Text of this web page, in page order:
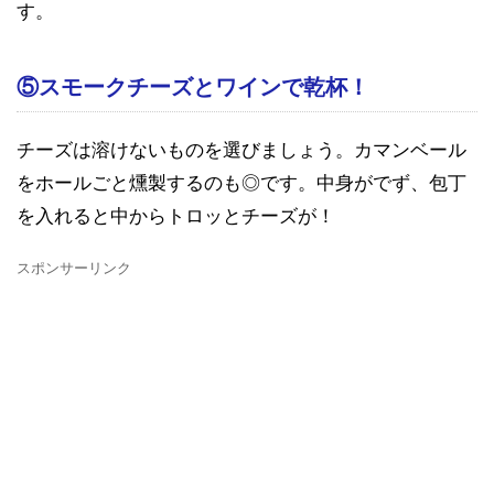
す。
⑤スモークチーズとワインで乾杯！
チーズは溶けないものを選びましょう。カマンベール
をホールごと燻製するのも◎です。中身がでず、包丁
を入れると中からトロッとチーズが！
スポンサーリンク